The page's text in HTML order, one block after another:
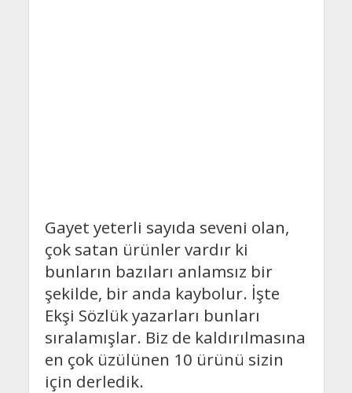
Gayet yeterli sayıda seveni olan,
çok satan ürünler vardır ki
bunların bazıları anlamsız bir
şekilde, bir anda kaybolur. İşte
Ekşi Sözlük yazarları bunları
sıralamışlar. Biz de kaldırılmasına
en çok üzülünen 10 ürünü sizin
için derledik.